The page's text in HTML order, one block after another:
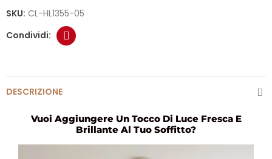
SKU: CL-HL1355-05
DESCRIZIONE
Vuoi Aggiungere Un Tocco Di Luce Fresca E
Brillante Al Tuo Soffitto?